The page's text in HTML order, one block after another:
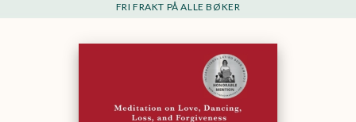
FRI FRAKT PÅ ALLE BØKER